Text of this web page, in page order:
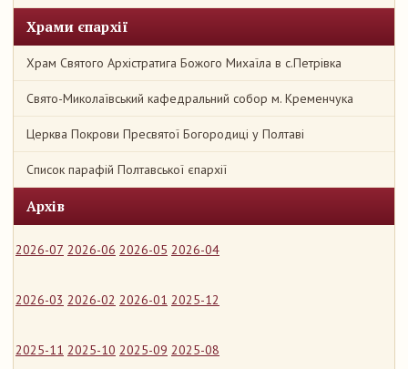
Храми єпархії
Храм Святого Архістратига Божого Михаїла в с.Петрівка
Свято-Миколаївський кафедральний собор м. Кременчука
Церква Покрови Пресвятої Богородиці у Полтаві
Список парафій Полтавської єпархії
Архів
2026-07 2026-06 2026-05 2026-04
2026-03 2026-02 2026-01 2025-12
2025-11 2025-10 2025-09 2025-08